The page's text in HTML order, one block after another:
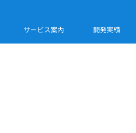
サービス案内 開発実績